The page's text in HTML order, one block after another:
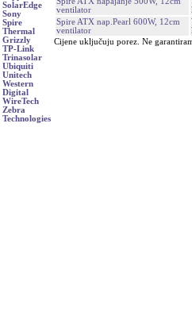
SolarEdge
Sony
Spire
Thermal
Grizzly
TP-Link
Trinasolar
Ubiquiti
Unitech
Western
Digital
WireTech
Zebra
Technologies
ventilator
Spire ATX nap.Pearl 600W, 12cm
ventilator
Cijene uključuju porez. Ne